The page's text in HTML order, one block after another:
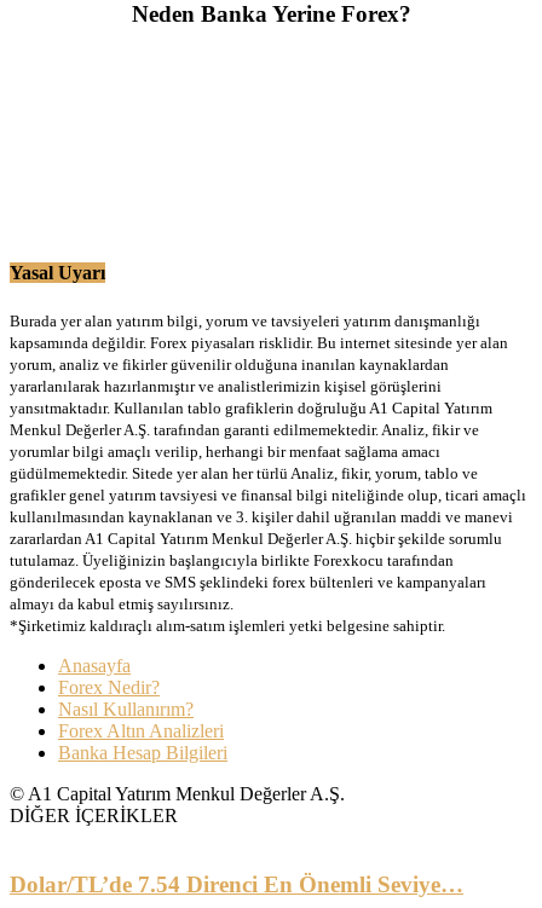
Neden Banka Yerine Forex?
Yasal Uyarı
Burada yer alan yatırım bilgi, yorum ve tavsiyeleri yatırım danışmanlığı
kapsamında değildir. Forex piyasaları risklidir. Bu internet sitesinde yer alan
yorum, analiz ve fikirler güvenilir olduğuna inanılan kaynaklardan
yararlanılarak hazırlanmıştır ve analistlerimizin kişisel görüşlerini
yansıtmaktadır. Kullanılan tablo grafiklerin doğruluğu A1 Capital Yatırım
Menkul Değerler A.Ş. tarafından garanti edilmemektedir. Analiz, fikir ve
yorumlar bilgi amaçlı verilip, herhangi bir menfaat sağlama amacı
güdülmemektedir. Sitede yer alan her türlü Analiz, fikir, yorum, tablo ve
grafikler genel yatırım tavsiyesi ve finansal bilgi niteliğinde olup, ticari amaçlı
kullanılmasından kaynaklanan ve 3. kişiler dahil uğranılan maddi ve manevi
zararlardan A1 Capital Yatırım Menkul Değerler A.Ş. hiçbir şekilde sorumlu
tutulamaz. Üyeliğinizin başlangıcıyla birlikte Forexkocu tarafından
gönderilecek eposta ve SMS şeklindeki forex bültenleri ve kampanyaları
almayı da kabul etmiş sayılırsınız.
*Şirketimiz kaldıraçlı alım-satım işlemleri yetki belgesine sahiptir.
Anasayfa
Forex Nedir?
Nasıl Kullanırım?
Forex Altın Analizleri
Banka Hesap Bilgileri
© A1 Capital Yatırım Menkul Değerler A.Ş.
DİĞER İÇERİKLER
Dolar/TL’de 7.54 Direnci En Önemli Seviye…